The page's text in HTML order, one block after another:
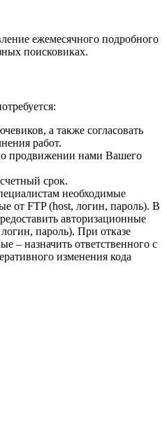
ежемесячного подробного
поисковиках.
а также согласовать
работ.
продвижении нами Вашего
срок.
необходимые
от FTP (host, логин, пароль). В
авторизационные
пароль). При отказе
– назначить ответственного с
изменения кода